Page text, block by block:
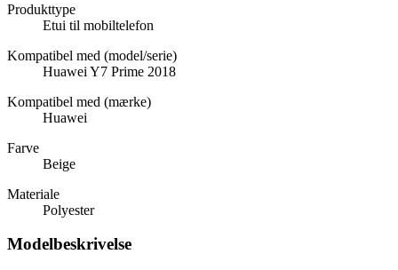
Produkttype
Etui til mobiltelefon
Kompatibel med (model/serie)
Huawei Y7 Prime 2018
Kompatibel med (mærke)
Huawei
Farve
Beige
Materiale
Polyester
Modelbeskrivelse